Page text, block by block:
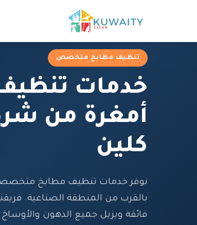
تنظيف مطابخ متخصص
خدمات
أمغرة من
كلين
نوفر خدمات تنظيف مطابخ
بالقرب من المنطقة الصناعية.
فائقة ويزيل جميع الدهون